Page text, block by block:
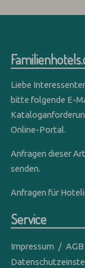
Liebe
bitte folgende E-
Online-Portal.
Anfragen dieser
senden.
Anfragen für
Service
Impressum AGB